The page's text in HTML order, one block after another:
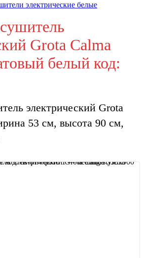
электрические белые
Grota Calma
белый код:
электрический Grota
53 см, высота 90 см,